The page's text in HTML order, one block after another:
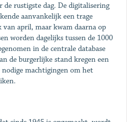
de rustigste dag. De digitalisering
aanvankelijk een trage
van april, maar kwam daarna op
worden dagelijks tussen de 1000
in de centrale database
de burgerlijke stand kregen een
nodige machtigingen om het